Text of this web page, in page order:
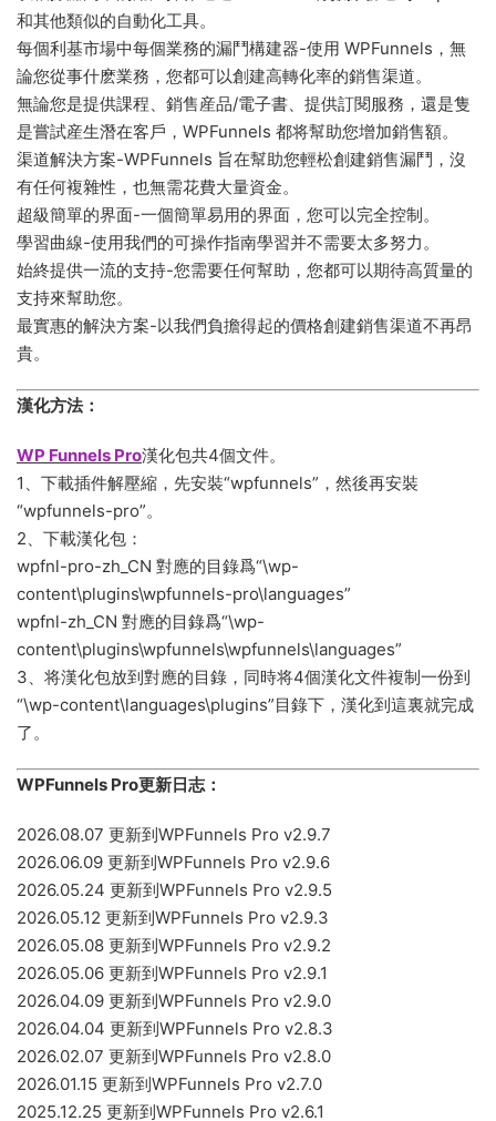
和其他類似的自動化工具。
每個利基市場中每個業務的漏鬥構建器-使用 WPFunnels，無
論您從事什麽業務，您都可以創建高轉化率的銷售渠道。
無論您是提供課程、銷售産品/電子書、提供訂閱服務，還是隻
是嘗試産生潛在客戶，WPFunnels 都将幫助您增加銷售額。
渠道解決方案-WPFunnels 旨在幫助您輕松創建銷售漏鬥，沒
有任何複雜性，也無需花費大量資金。
超級簡單的界面-一個簡單易用的界面，您可以完全控制。
學習曲線-使用我們的可操作指南學習并不需要太多努力。
始終提供一流的支持-您需要任何幫助，您都可以期待高質量的
支持來幫助您。
最實惠的解決方案-以我們負擔得起的價格創建銷售渠道不再昂
貴。
漢化方法：
WP Funnels Pro漢化包共4個文件。
1、下載插件解壓縮，先安裝“wpfunnels”，然後再安裝
“wpfunnels-pro”。
2、下載漢化包：
wpfnl-pro-zh_CN 對應的目錄爲“\wp-
content\plugins\wpfunnels-pro\languages”
wpfnl-zh_CN 對應的目錄爲“\wp-
content\plugins\wpfunnels\wpfunnels\languages”
3、将漢化包放到對應的目錄，同時将4個漢化文件複制一份到
“\wp-content\languages\plugins”目錄下，漢化到這裏就完成
了。
WPFunnels Pro更新日志：
2026.08.07 更新到WPFunnels Pro v2.9.7
2026.06.09 更新到WPFunnels Pro v2.9.6
2026.05.24 更新到WPFunnels Pro v2.9.5
2026.05.12 更新到WPFunnels Pro v2.9.3
2026.05.08 更新到WPFunnels Pro v2.9.2
2026.05.06 更新到WPFunnels Pro v2.9.1
2026.04.09 更新到WPFunnels Pro v2.9.0
2026.04.04 更新到WPFunnels Pro v2.8.3
2026.02.07 更新到WPFunnels Pro v2.8.0
2026.01.15 更新到WPFunnels Pro v2.7.0
2025.12.25 更新到WPFunnels Pro v2.6.1